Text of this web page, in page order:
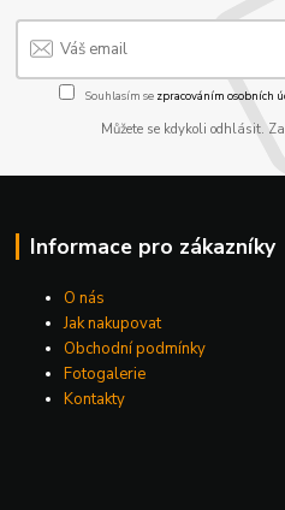
Souhlasím se zpracováním osobních
Můžete se kdykoli odhlásit.
Informace pro zákazníky
O nás
Jak nakupovat
Obchodní podmínky
Fotogalerie
Kontakty